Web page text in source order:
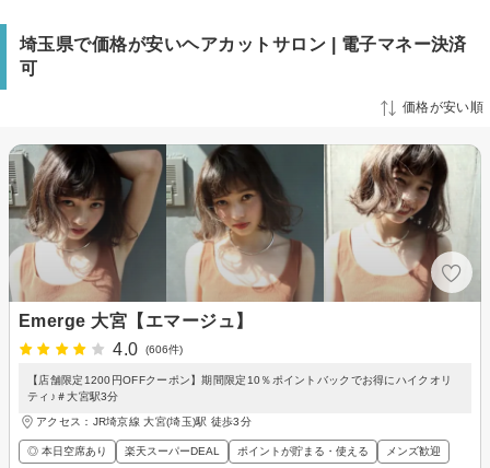
埼玉県で価格が安いヘアカットサロン | 電子マネー決済
可
価格が安い順
Emerge 大宮【エマージュ】
4.0
(606件)
【店舗限定1200円OFFクーポン】期間限定10％ポイントバックでお得にハイクオリ
ティ♪＃大宮駅3分
アクセス：JR埼京線 大宮(埼玉)駅 徒歩3分
◎ 本日空席あり 楽天スーパーDEAL ポイントが貯まる・使える メンズ歓迎